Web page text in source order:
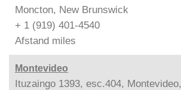
Moncton, New Brunswick
+ 1 (919) 401-4540
Afstand miles
Montevideo
Ituzaingo 1393, esc.404, Montevideo,